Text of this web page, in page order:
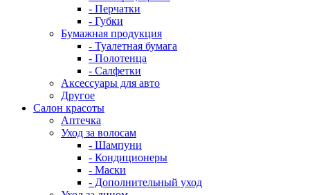
- Перчатки
- Губки
Бумажная продукция
- Туалетная бумага
- Полотенца
- Салфетки
Аксессуары для авто
Другое
Салон красоты
Аптечка
Уход за волосам
- Шампуни
- Кондиционеры
- Маски
- Дополнительный уход